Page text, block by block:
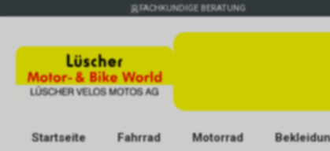
FACHKUNDIGE BERATUNG
Startseite Fahrrad Motorrad